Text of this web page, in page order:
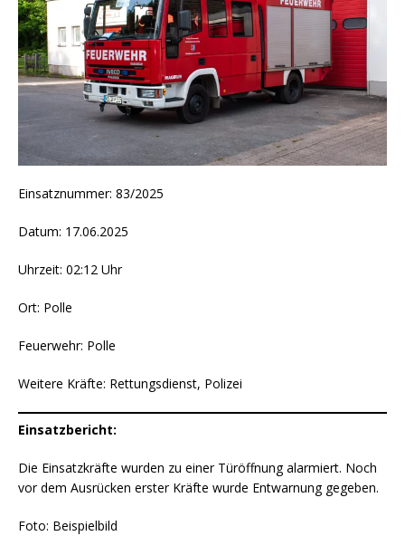
Einsatznummer: 83/2025
Datum: 17.06.2025
Uhrzeit: 02:12 Uhr
Ort: Polle
Feuerwehr: Polle
Weitere Kräfte: Rettungsdienst, Polizei
Einsatzbericht:
Die Einsatzkräfte wurden zu einer Türöffnung alarmiert. Noch
vor dem Ausrücken erster Kräfte wurde Entwarnung gegeben.
Foto: Beispielbild